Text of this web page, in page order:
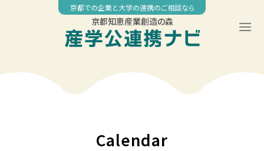
京都での企業と大学の連携のご相談なら
京都知恵産業創造の森
Calendar